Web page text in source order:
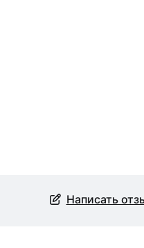
Написать